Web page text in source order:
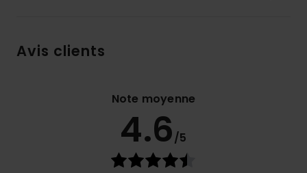
Avis clients
Note moyenne
4.6/5